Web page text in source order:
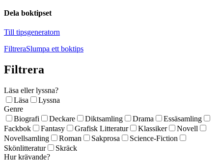
Dela boktipset
Till tipsgeneratorn
FiltreraSlumpa ett boktips
Filtrera
Läsa eller lyssna?
Läsa
Lyssna
Genre
Biografi
Deckare Diktsamling Drama
Essäsamling
Fackbok
Fantasy Grafisk Litteratur Klassiker
Novell
Novellsamling
Roman Sakprosa
Science-Fiction
Skönlitteratur
Skräck
Hur krävande?